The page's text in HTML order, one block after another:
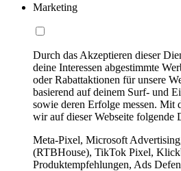
Marketing
Durch das Akzeptieren dieser
deine Interessen abgestimmte
oder Rabattaktionen für unsere
basierend auf deinem Surf- und
sowie deren Erfolge messen. Mit
wir auf dieser Webseite folgende
Meta-Pixel, Microsoft
(RTBHouse), TikTok Pixel,
Produktempfehlungen, Ads